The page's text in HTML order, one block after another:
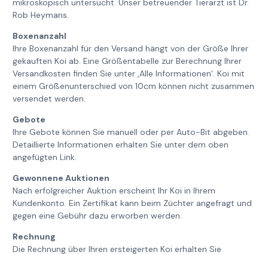
mikroskopisch untersucht. Unser betreuender Tierarzt ist Dr.
Rob Heymans.
Boxenanzahl
Ihre Boxenanzahl für den Versand hängt von der Größe Ihrer
gekauften Koi ab. Eine Größentabelle zur Berechnung Ihrer
Versandkosten finden Sie unter ‚Alle Informationen‘. Koi mit
einem Größenunterschied von 10cm können nicht zusammen
versendet werden.
Gebote
Ihre Gebote können Sie manuell oder per Auto-Bit abgeben.
Detaillierte Informationen erhalten Sie unter dem oben
angefügten Link.
Gewonnene Auktionen
Nach erfolgreicher Auktion erscheint Ihr Koi in Ihrem
Kundenkonto. Ein Zertifikat kann beim Züchter angefragt und
gegen eine Gebühr dazu erworben werden.
Rechnung
Die Rechnung über Ihren ersteigerten Koi erhalten Sie